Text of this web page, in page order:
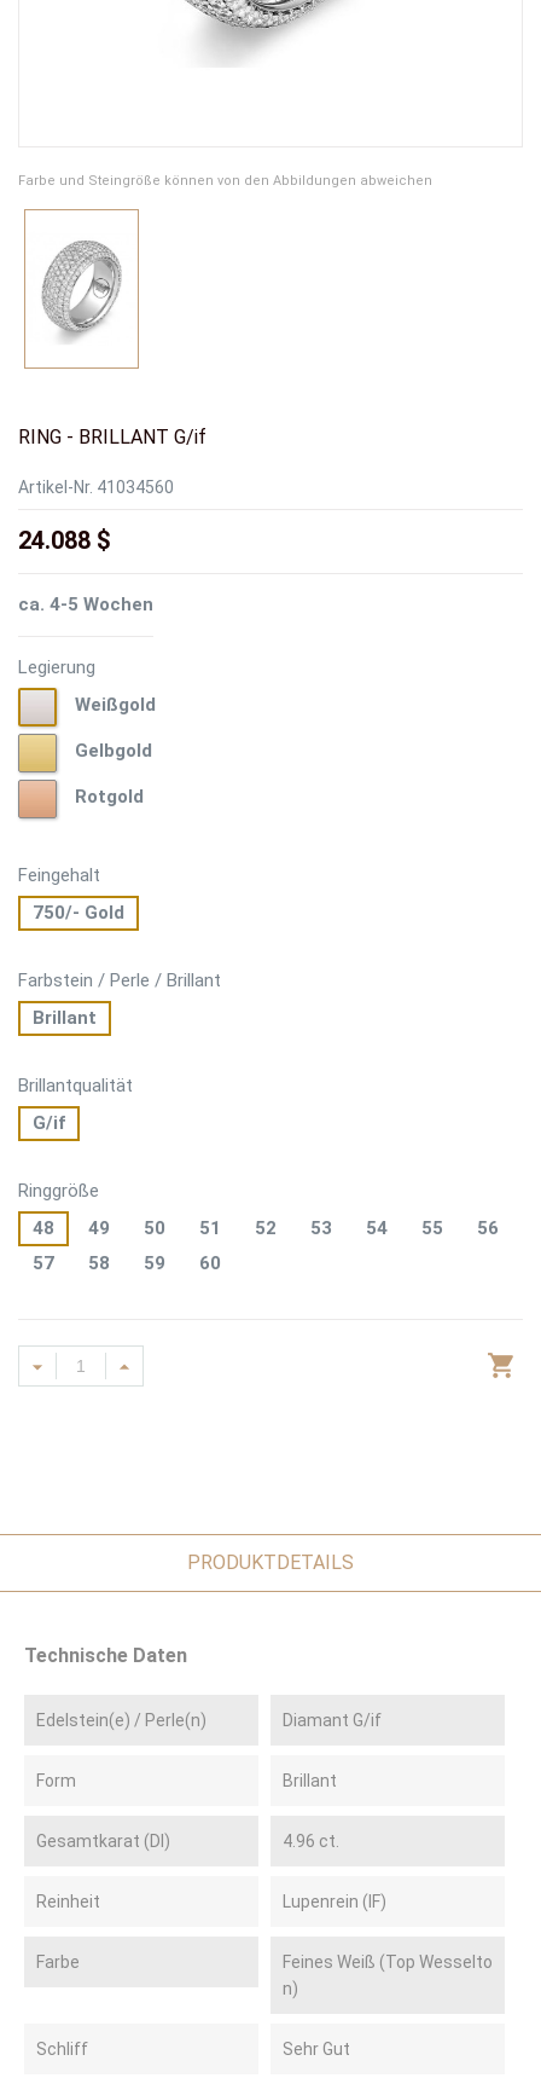
Farbe und Steingröße können von den Abbildungen abweichen
RING - BRILLANT G/if
Artikel-Nr. 41034560
24.088 $
ca. 4-5 Wochen
Legierung
WeißgoldWeißgold
GelbgoldGelbgold
RotgoldRotgold
Feingehalt
750/- Gold
Farbstein / Perle / Brillant
Brillant
Brillantqualität
G/if
Ringgröße
48
49 50 51 52 53 54 55
56
57
58 59 60
PRODUKTDETAILS
Technische Daten
Edelstein(e) / Perle(n) Diamant G/if
Form Brillant
Gesamtkarat (DI) 4.96 ct.
Reinheit Lupenrein (IF)
Farbe
Feines Weiß (Top Wesselto
n)
Schliff Sehr Gut